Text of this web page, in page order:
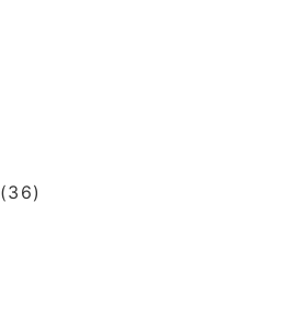
(36)